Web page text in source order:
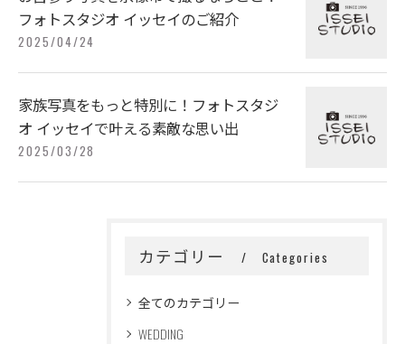
フォトスタジオ イッセイのご紹介
2025/04/24
家族写真をもっと特別に！フォトスタジ
オ イッセイで叶える素敵な思い出
2025/03/28
カテゴリー Categories
全てのカテゴリー
WEDDING